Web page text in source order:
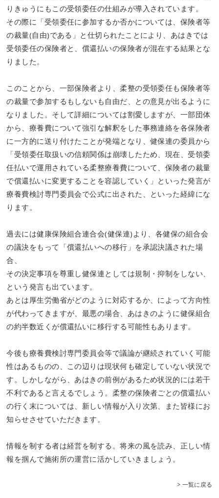
りきゅうにもこの受領委任の仕組みが導入されています。
その際に「受領委任に参加するか否かについては、保険者等
の裁量(自由)である」と仕切られたことにより、あはきでは
受領委任の保険者と、償還払いの保険者が混在する結果とな
りました。
このことから、一部保険者より、柔整の受領委任も保険者等
の裁量で参加するもしないも自由だ、との意見が出るように
なりました。そして詳細については割愛しますが、一部団体
から、療養費について強引な解釈をした事務連絡を各保険者
に一方的に送り付けたことが発端となり、健保連の委員から
「受領委任取扱いの信頼関係は崩壊したため、現在、受領委
任払いで運用されている柔整療養費について、保険者の裁量
で償還払いに変更することを容認していく」といった発言が
療養費検討専門委員会で公式に出された、といった経緯にな
ります。
過去には健康保険組合連合会(健保連)より、各健保の組合会
の議決をもって「償還払いへの移行」を承認決議された場
合、
その決定事項を尊重し健保連としては規制・抑制をしない、
という発言も出ています。
あとは厚生労働省がどのように対応するか、によって方向性
が代わってきますが、最悪の場合、あはきのように健保組合
の約半数近くが償還払いに移行する可能性もあります。
今後も療養費検討専門委員会等で議論が継続されていく可能
性はあるものの、この辺りは現状何も確定していない状況で
す。しかしながら、あはきの前例があるため状況的には若干
不利であると言えるでしょう。柔整の保険者ごとの償還払い
の行く末については、新しい情報が入り次第、また皆様にお
知らせさせていただきます。
情報を制する者は経営を制する。将来の風を読み、正しい情
報を掴んで施術所の運営に活かしていきましょう。
> 一覧に戻る